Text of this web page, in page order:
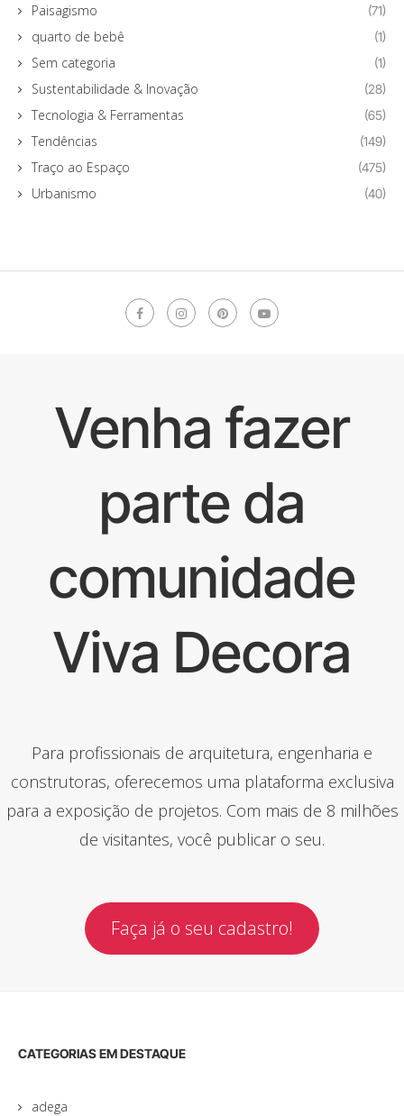
Paisagismo (71)
quarto de bebê (1)
Sem categoria (1)
Sustentabilidade & Inovação (28)
Tecnologia & Ferramentas (65)
Tendências (149)
Traço ao Espaço (475)
Urbanismo (40)
Venha fazer
parte da
comunidade
Viva Decora
Para profissionais de arquitetura, engenharia e
construtoras, oferecemos uma plataforma exclusiva
para a exposição de projetos. Com mais de 8 milhões
de visitantes, você publicar o seu.
Faça já o seu cadastro!
CATEGORIAS EM DESTAQUE
adega